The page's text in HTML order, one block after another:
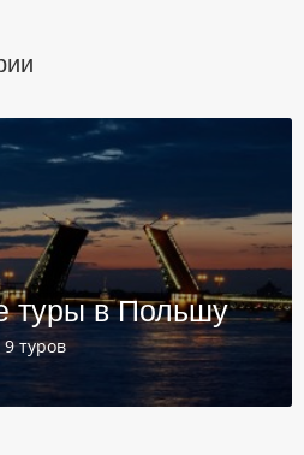
туры в Польшу
9 туров